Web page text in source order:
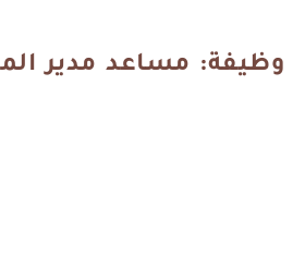
وظيفة: مساعد مدير